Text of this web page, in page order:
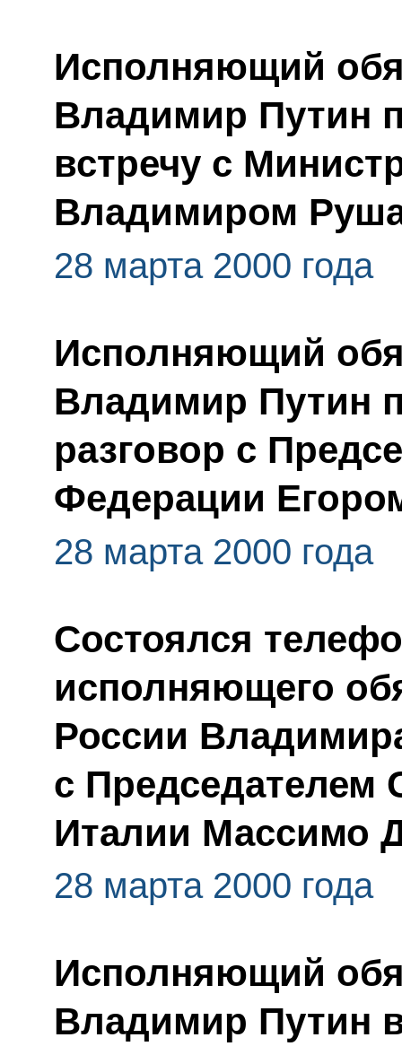
Исполняющий
Владимир Путин
встречу с
Владимиром
28 марта 2000 года
Исполняющий
Владимир Путин
разговор с
Федерации
28 марта 2000 года
Состоялся
исполняющего
России
с Председателем
Италии Массимо
28 марта 2000 года
Исполняющий
Владимир Путин